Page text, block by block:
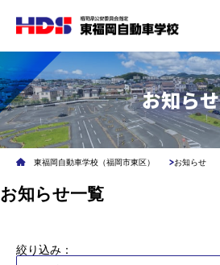
トップページ お知らせ
東福岡自動車学校（福岡市東区） お知らせ
お知らせ一覧
絞り込み：